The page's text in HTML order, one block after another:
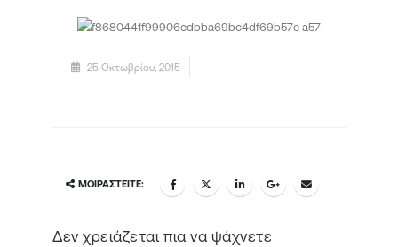
25 Οκτωβρίου, 2015
ΜΟΙΡΑΣΤΕΊΤΕ:
Δεν χρειάζεται πια να ψάχνετε